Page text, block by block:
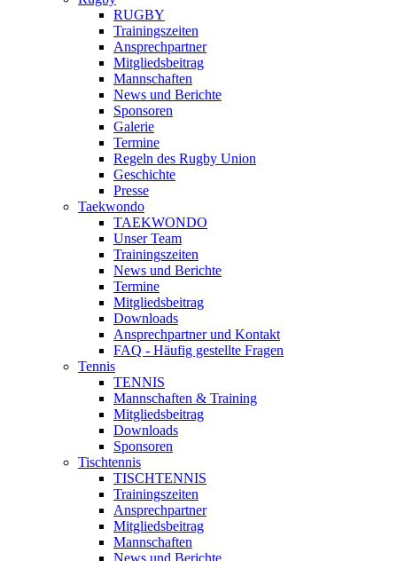
RUGBY
Trainingszeiten
Ansprechpartner
Mitgliedsbeitrag
Mannschaften
News und Berichte
Sponsoren
Galerie
Termine
Regeln des Rugby Union
Geschichte
Presse
Taekwondo
TAEKWONDO
Unser Team
Trainingszeiten
News und Berichte
Termine
Mitgliedsbeitrag
Downloads
Ansprechpartner und Kontakt
FAQ - Häufig gestellte Fragen
Tennis
TENNIS
Mannschaften & Training
Mitgliedsbeitrag
Downloads
Sponsoren
Tischtennis
TISCHTENNIS
Trainingszeiten
Ansprechpartner
Mitgliedsbeitrag
Mannschaften
News und Berichte